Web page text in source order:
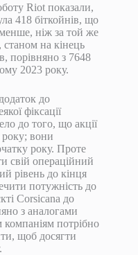
Riot показали,
418 біткойнів, що
ніж за той же
на кінець
порівняно з 7648
2023 року.
до
фіксації
до того, що акції
року; вони
року. Проте
свій операційний
рівень до кінця
потужність до
Corsicana до
з аналогами
компаніям потрібно
щоб досягти